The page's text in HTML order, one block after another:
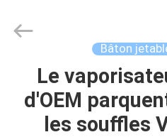
MAISON
PRODUITS
Fournisseur.
huaeason.com.
Bâton
Le
d'OEM
les souffles